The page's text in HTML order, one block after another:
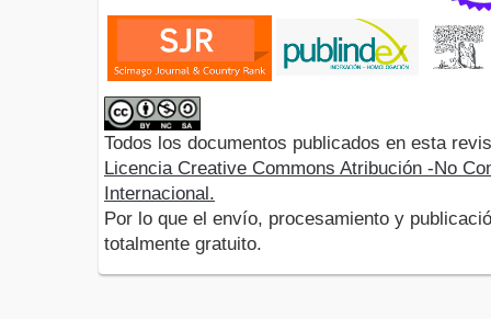
Todos los documentos publicados en esta
Licencia Creative Commons Atribución -No
Internacional.
Por lo que el envío, procesamiento y
totalmente gratuito.